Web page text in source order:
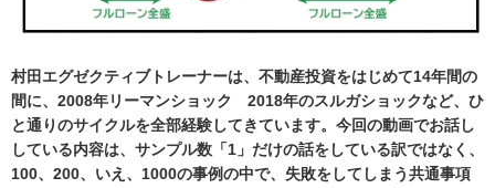
村田エグゼクティブトレーナーは、不動産投資をはじめて14年間の
間に、2008年リーマンショック 2018年のスルガショックなど、ひ
と通りのサイクルを全部経験してきています。今回の動画でお話し
している内容は、 サンプル数「1」だけの話をしている訳ではなく、
100、200、いえ、1000の事例の中で、 失敗をしてしまう共通事項